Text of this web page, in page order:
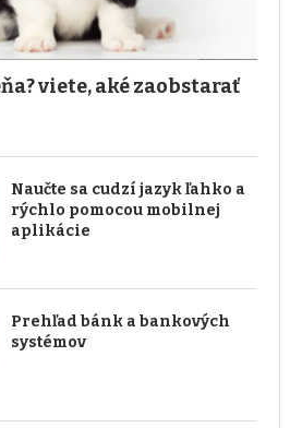
viete, aké zaobstarať
Naučte sa cudzí jazyk ľahko a
rýchlo pomocou mobilnej
aplikácie
Prehľad bánk a bankových
systémov